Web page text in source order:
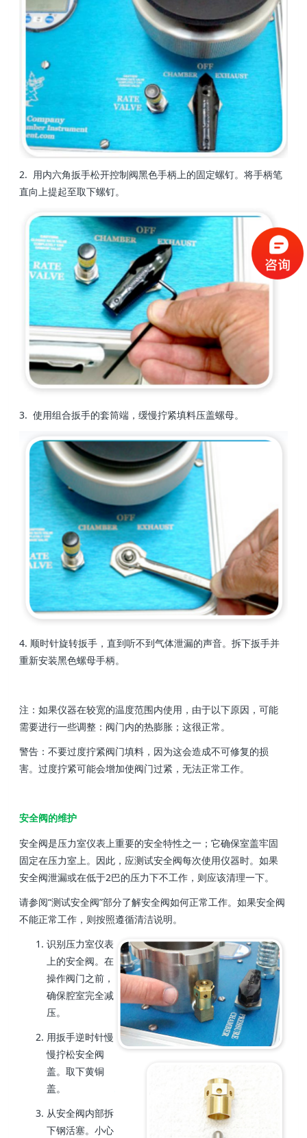
2. 用内六角扳手松开控制阀黑色手柄上的固定螺钉。将手柄笔
直向上提起至取下螺钉。
3. 使用组合扳手的套筒端，缓慢拧紧填料压盖螺母。
4. 顺时针旋转扳手，直到听不到气体泄漏的声音。拆下扳手并
重新安装黑色螺母手柄。
注：如果仪器在较宽的温度范围内使用，由于以下原因，可能
需要进行一些调整：阀门内的热膨胀；这很正常。
警告：不要过度拧紧阀门填料，因为这会造成不可修复的损
害。过度拧紧可能会增加使阀门过紧 ，无法正常工作。
安全阀的维护
安全阀是压力室仪表上重要的安全特性之一；它确保室盖牢固
固定在压力室上。因此，应测试安全阀每次使用仪器时。如果
安全阀泄漏或在低于2巴的压力下不工作，则应该清理一下。
请参阅“测试安全阀”部分了解安全阀如何正常工作。如果安全阀
不能正常工作，则按照遵循清洁说明。
识别压力室仪表
上的安全阀。在
操作阀门之前，
确保腔室完全减
压。
用扳手逆时针慢
慢拧松安全阀
盖。取下黄铜
盖。
从安全阀内部拆
下钢活塞。小心